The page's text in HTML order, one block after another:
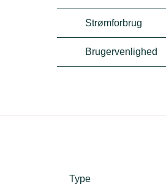
Strømforbrug
Brugervenlighed
Type